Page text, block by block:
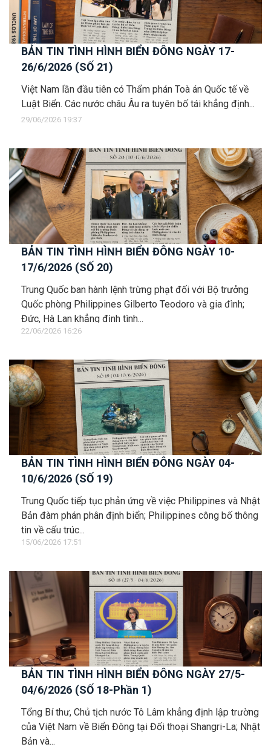
BẢN TIN TÌNH HÌNH BIỂN ĐÔNG NGÀY 17-
26/6/2026 (SỐ 21)
Việt Nam lần đầu tiên có Thẩm phán Toà án Quốc tế về
Luật Biển. Các nước châu Âu ra tuyên bố tái khẳng định...
29/06/2026 19:37
BẢN TIN TÌNH HÌNH BIỂN ĐÔNG NGÀY 10-
17/6/2026 (SỐ 20)
Trung Quốc ban hành lệnh trừng phạt đối với Bộ trưởng
Quốc phòng Philippines Gilberto Teodoro và gia đình;
Đức, Hà Lan khẳng định tình...
22/06/2026 16:26
BẢN TIN TÌNH HÌNH BIỂN ĐÔNG NGÀY 04-
10/6/2026 (SỐ 19)
Trung Quốc tiếp tục phản ứng về việc Philippines và Nhật
Bản đàm phán phân định biển; Philippines công bố thông
tin về cấu trúc...
15/06/2026 17:51
BẢN TIN TÌNH HÌNH BIỂN ĐÔNG NGÀY 27/5-
04/6/2026 (SỐ 18-Phần 1)
Tổng Bí thư, Chủ tịch nước Tô Lâm khẳng định lập trường
của Việt Nam về Biển Đông tại Đối thoại Shangri-La; Nhật
Bản và...